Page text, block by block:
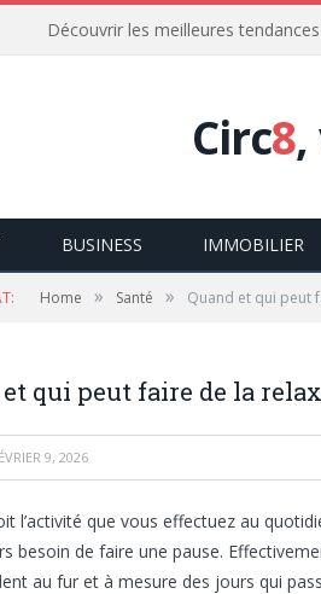
Découvrir les meilleures
Circ8
BUSINESS IMMOBILIER
Home » Santé » Quand et qui peut
et qui peut faire de la
9, 2026
l’activité que vous effectuez au
besoin de faire une pause.
au fur et à mesure des jours qui